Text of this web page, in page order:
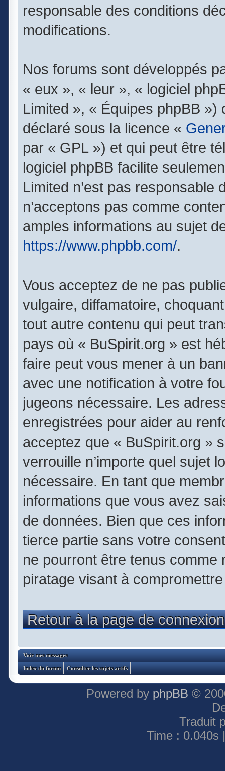
responsable des conditions
modifications.
Nos forums sont développés
« eux », « leur », « logiciel
Limited », « Équipes phpBB
déclaré sous la licence «
par « GPL ») et qui peut être
logiciel phpBB facilite
Limited n’est pas
n’acceptons pas comme
amples informations au sujet
https://www.phpbb.com/.
Vous acceptez de ne pas
vulgaire, diffamatoire,
tout autre contenu qui peut
pays où « BuSpirit.org » est
faire peut vous mener à un
avec une notification à votre
jugeons nécessaire. Les
enregistrées pour aider au
acceptez que « BuSpirit.org »
verrouille n’importe quel sujet
nécessaire. En tant que
informations que vous avez
de données. Bien que ces
tierce partie sans votre
ne pourront être tenus
piratage visant à
Retour à la page de connexion
Voir mes messages
Index du forum Consulter les sujets actifs
Powered by phpBB ©
Traduit
Time : 0.040s